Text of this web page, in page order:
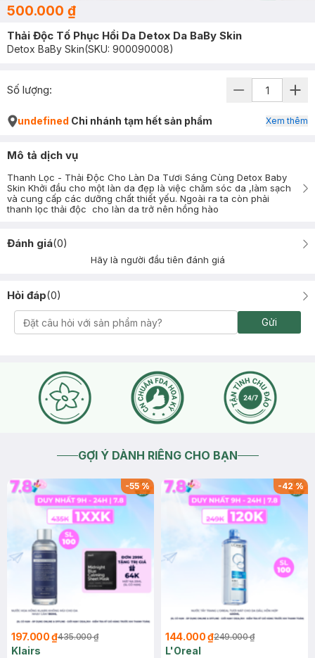
500.000 ₫
Thải Độc Tố Phục Hồi Da Detox Da BaBy Skin
Detox BaBy Skin(SKU: 900090008)
Số lượng:
undefined Chi nhánh tạm hết sản phẩm Xem thêm
Mô tả dịch vụ
Thanh Lọc - Thải Độc Cho Làn Da Tươi Sáng Cùng Detox Baby
Skin Khởi đầu cho một làn da đẹp là việc chăm sóc da ,làm sạch
và cung cấp các dưỡng chất thiết yếu. Ngoài ra ta còn phải
thanh lọc thải độc cho làn da trở nên hồng hào
Đánh giá(0)
Hãy là người đầu tiên đánh giá
Hỏi đáp(0)
Gửi
GỢI Ý DÀNH RIÊNG CHO BẠN
-55%
197.000 ₫435.000 ₫
Klairs
-42%
144.000 ₫249.000 ₫
L'Oreal